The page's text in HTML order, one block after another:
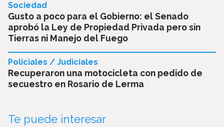
Gusto a poco para el Gobierno: el Senado
aprobó la Ley de Propiedad Privada pero sin
Tierras ni Manejo del Fuego
Sociedad
Recuperaron una motocicleta con pedido de
secuestro en Rosario de Lerma
Policiales / Judiciales
Te puede interesar